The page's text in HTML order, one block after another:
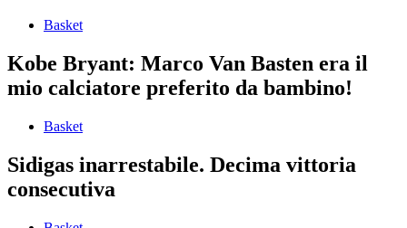
Basket
Kobe Bryant: Marco Van Basten era il
mio calciatore preferito da bambino!
Basket
Sidigas inarrestabile. Decima vittoria
consecutiva